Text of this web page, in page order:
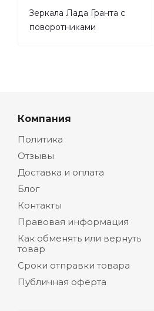
Зеркала Лада Гранта с
поворотниками
Компания
Политика
Отзывы
Доставка и оплата
Блог
Контакты
Правовая информация
Как обменять или вернуть
товар
Сроки отправки товара
Публичная оферта